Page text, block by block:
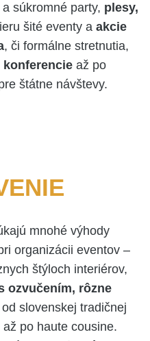
súkromné party, plesy,
šité eventy a akcie
, či formálne stretnutia,
konferencie až po
štátne návštevy.
mnohé výhody
organizácii eventov –
štýloch interiérov,
ozvučením, rôzne
slovenskej tradičnej
po haute cousine.